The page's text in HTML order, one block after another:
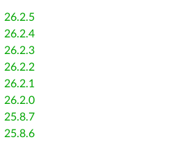
26.2.5
26.2.4
26.2.3
26.2.2
26.2.1
26.2.0
25.8.7
25.8.6